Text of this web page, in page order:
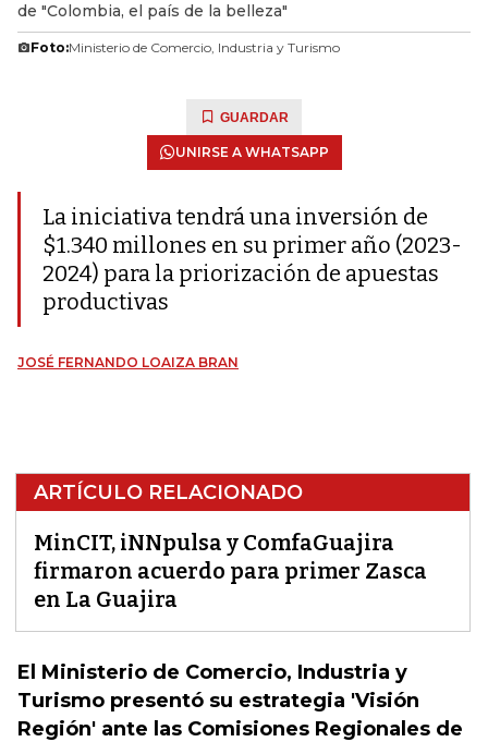
de "Colombia, el país de la belleza"
Foto:Ministerio de Comercio, Industria y Turismo
GUARDAR
UNIRSE A WHATSAPP
La iniciativa tendrá una inversión de
$1.340 millones en su primer año (2023-
2024) para la priorización de apuestas
productivas
JOSÉ FERNANDO LOAIZA BRAN
ARTÍCULO RELACIONADO
MinCIT, iNNpulsa y ComfaGuajira
firmaron acuerdo para primer Zasca
en La Guajira
El Ministerio de Comercio, Industria y
Turismo presentó su estrategia 'Visión
Región' ante las Comisiones Regionales de